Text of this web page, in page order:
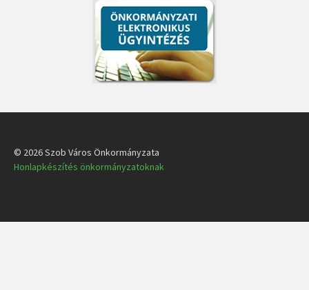
© 2026 Szob Város Önkormányzata
Honlapkészítés önkormányzatoknak